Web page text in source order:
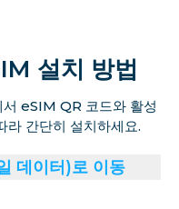
설치 방법
eSIM QR 코드와 활성
라 간단히 설치하세요.
데이터)로 이동